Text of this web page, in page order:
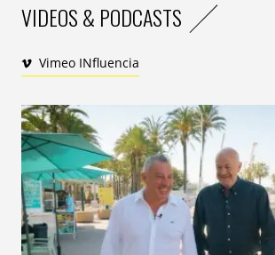
La liste de courses, elle aussi, devient
en moyenne vingt-un produits, et la
preuve d’une planification rigoureuse
optimisé de l’information disponible.
Le classement des cartes de fidélité
reflète la domination des grandes
généralistes côté alimentaire, avec
Intermarché, Super U et Auchan en
VIDEOS & PODCASTS
Vimeo INfluencia